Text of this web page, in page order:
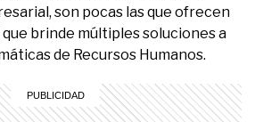
son pocas las que ofrecen
brinde múltiples soluciones a
de Recursos Humanos.